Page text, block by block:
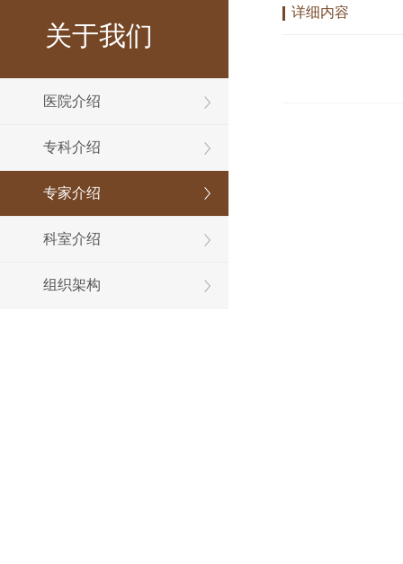
关于我们
医院介绍
专科介绍
专家介绍
科室介绍
组织架构
详细内容